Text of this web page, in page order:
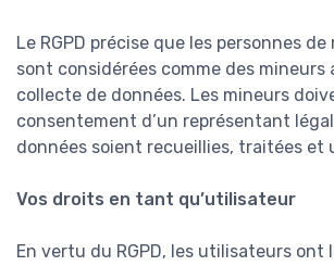
Le RGPD précise que les personnes de
sont considérées comme des mineurs
collecte de données. Les mineurs
consentement d’un représentant
données soient recueillies, traitées et
Vos droits en tant qu’utilisateur
En vertu du RGPD, les utilisateurs ont